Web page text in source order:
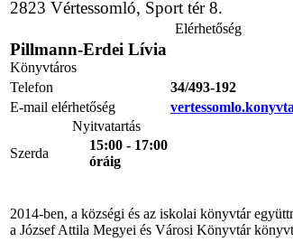
2823 Vértessomló, Sport tér 8.
Elérhetőség
Pillmann-Erdei Lívia
Könyvtáros
Telefon
34/493-192
E-mail elérhetőség
Nyitvatartás
Szerda
15:00 - 17:00
óráig
2014-ben, a községi és az iskolai könyvtár
a József Attila Megyei és Városi Könyvtár